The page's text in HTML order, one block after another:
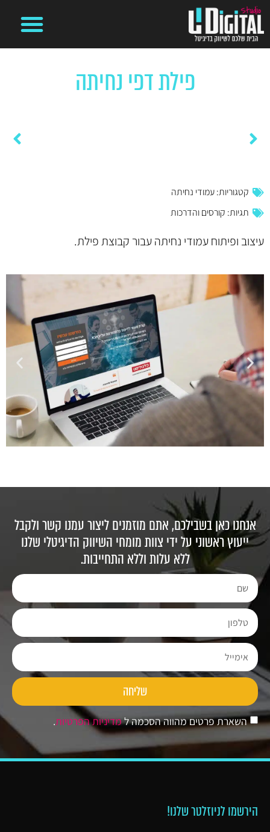
פילת דפי נחיתה
קטגוריות:עמודי נחיתה
תגיות: קורסים והדרכות
עיצוב ופיתוח עמודי נחיתה עבור קבוצת פילת.
אנחנו כאן בשבילכם, אתם מוזמנים ליצור עמנו קשר ולקבל
ייעוץ ראשוני על ידי צוות מומחי השיווק הדיגיטלי שלנו
ללא עלות וללא התחייבות.
השארת פרטים מהווה הסכמה למדיניות הפרטיות.
שליחה
הירשמו לניוזלטר שלנו!